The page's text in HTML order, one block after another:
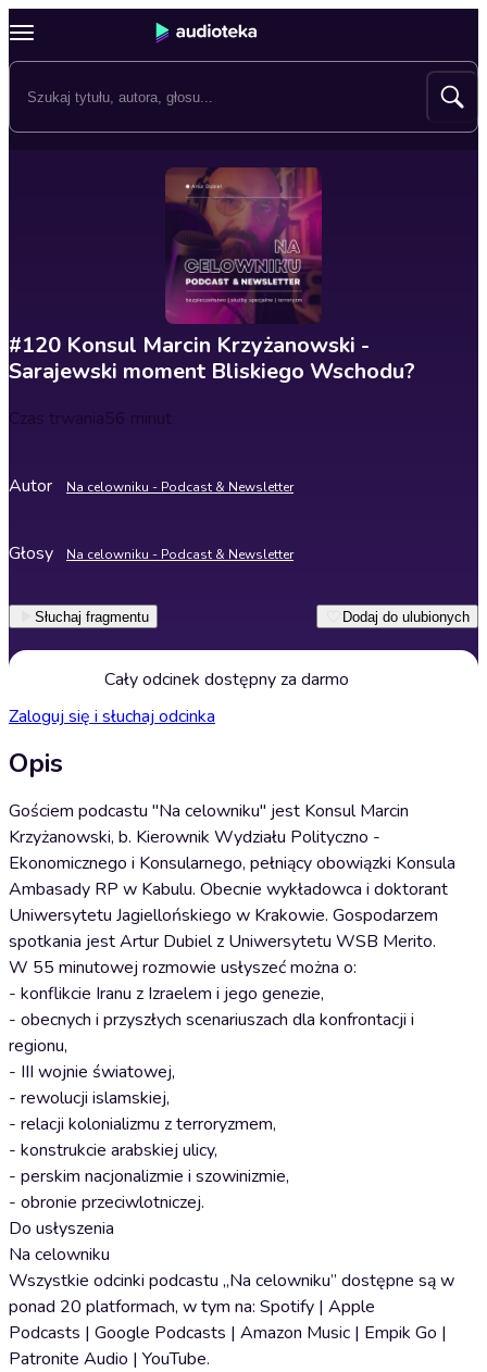
#120 Konsul Marcin Krzyżanowski -
Sarajewski moment Bliskiego Wschodu?
Czas trwania56 minut
Autor Na celowniku - Podcast & Newsletter
Głosy Na celowniku - Podcast & Newsletter
Słuchaj fragmentu Dodaj do ulubionych
Cały odcinek dostępny za darmo
Zaloguj się i słuchaj odcinka
Opis
Gościem podcastu "Na celowniku" jest Konsul Marcin
Krzyżanowski, b. Kierownik Wydziału Polityczno -
Ekonomicznego i Konsularnego, pełniący obowiązki Konsula
Ambasady RP w Kabulu. Obecnie wykładowca i doktorant
Uniwersytetu Jagiellońskiego w Krakowie. Gospodarzem
spotkania jest Artur Dubiel z Uniwersytetu WSB Merito.
W 55 minutowej rozmowie usłyszeć można o:
- konflikcie Iranu z Izraelem i jego genezie,
- obecnych i przyszłych scenariuszach dla konfrontacji i
regionu,
- III wojnie światowej,
- rewolucji islamskiej,
- relacji kolonializmu z terroryzmem,
- konstrukcie arabskiej ulicy,
- perskim nacjonalizmie i szowinizmie,
- obronie przeciwlotniczej.
Do usłyszenia
Na celowniku
Wszystkie odcinki podcastu „Na celowniku” dostępne są w
ponad 20 platformach, w tym na: Spotify | Apple
Podcasts | Google Podcasts | Amazon Music | Empik Go |
Patronite Audio | YouTube.